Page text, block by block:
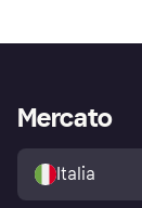
Mercato
Italia